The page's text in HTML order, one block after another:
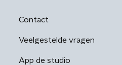
Contact
Veelgestelde vragen
App de studio